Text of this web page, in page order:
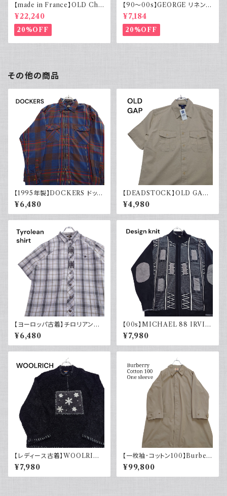
【made in France】OLD Cha
rvet ストライプ 切り替え 紫
¥22,240
20%OFF
【90～00s】GEORGE リネンレ
ーヨンシャツ 黒 ボックスシルエ
ット XL
¥7,184
20%OFF
その他の商品
【1995年製】DOCKERS ドッカ
ーズ チェックシャツ ダブルポケ
ット 古着 アメカジ リーバイス
長袖 90s
¥6,480
【DEADSTOCK】OLD GAP
オールドギャップ コットンリネン
シャツ 半袖 タグ付き 00s 古着
¥4,980
【ヨーロッパ古着】チロリアンシ
ャツ 半袖 古着 チェック レトロ
ユーロ古着 ボックスシルエット
¥6,480
【00s】MICHAEL 88 IRVIN
デザインニット ジップアップ エ
ルボーパッチ 古着 レトロ モード
アクリル
¥7,980
【レディース古着】WOOLRIC
H ウールリッチ ハーフジップ ボ
アフリース 雪
¥7,980
【一枚袖･コットン100】Burber
ry バーバリー コート コマンダ
ーII
¥99,800